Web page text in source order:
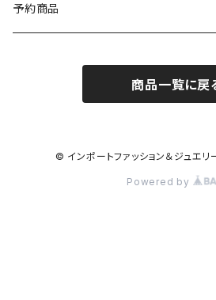
ブレスレット・バングル
予約商品
商品一覧に戻
© インポートファッション＆ジュエ
Powered by